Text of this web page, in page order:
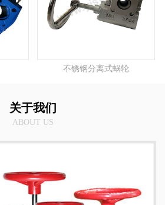
不锈钢分离式蜗轮
关于我们
ABOUT US